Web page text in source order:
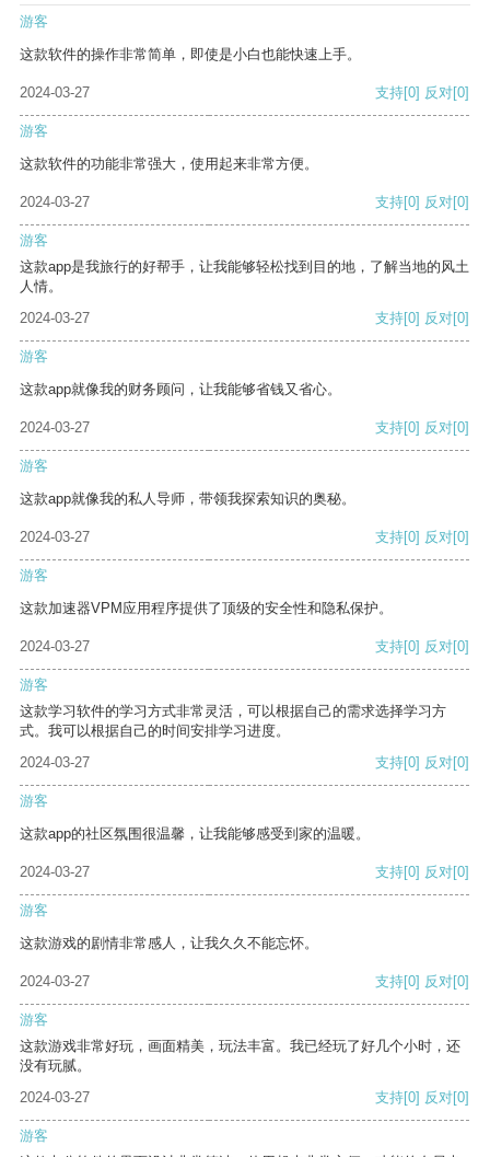
游客
这款软件的操作非常简单，即使是小白也能快速上手。
2024-03-27 支持[0] 反对[0]
游客
这款软件的功能非常强大，使用起来非常方便。
2024-03-27 支持[0] 反对[0]
游客
这款app是我旅行的好帮手，让我能够轻松找到目的地，了解当地的风土
人情。
2024-03-27
支持[0] 反对[0]
游客
这款app就像我的财务顾问，让我能够省钱又省心。
2024-03-27 支持[0] 反对[0]
游客
这款app就像我的私人导师，带领我探索知识的奥秘。
2024-03-27 支持[0] 反对[0]
游客
这款加速器VPM应用程序提供了顶级的安全性和隐私保护。
2024-03-27 支持[0] 反对[0]
游客
这款学习软件的学习方式非常灵活，可以根据自己的需求选择学习方
式。我可以根据自己的时间安排学习进度。
2024-03-27
支持[0] 反对[0]
游客
这款app的社区氛围很温馨，让我能够感受到家的温暖。
2024-03-27 支持[0] 反对[0]
游客
这款游戏的剧情非常感人，让我久久不能忘怀。
2024-03-27 支持[0] 反对[0]
游客
这款游戏非常好玩，画面精美，玩法丰富。我已经玩了好几个小时，还
没有玩腻。
2024-03-27
支持[0] 反对[0]
游客